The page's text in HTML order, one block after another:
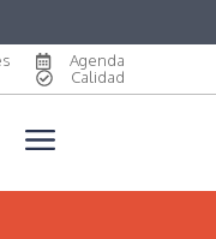
Agenda
Calidad